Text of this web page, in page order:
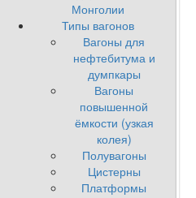
Монголии
Типы вагонов
Вагоны для
нефтебитума и
думпкары
Вагоны
повышенной
ёмкости (узкая
колея)
Полувагоны
Цистерны
Платформы